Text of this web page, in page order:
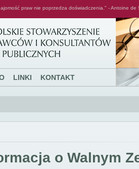
praw nie poprzedza doświadczenia." - Antoine de
LINKI KONTAKT
o Walnym